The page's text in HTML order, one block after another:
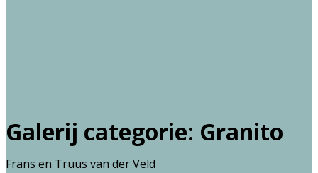
Galerij categorie: Granito
Frans en Truus van der Veld